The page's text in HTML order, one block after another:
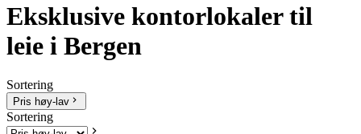
Eksklusive kontorlokaler til
leie i Bergen
Sortering
Pris høy-lav
Sortering